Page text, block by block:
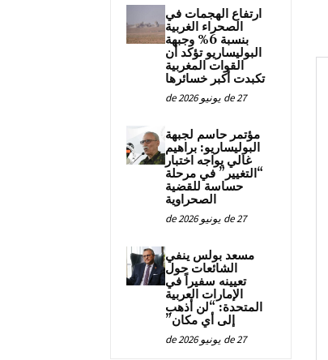
ارتفاع الهجمات في
الصحراء الغربية
بنسبة 6% وجبهة
البوليساريو تؤكد أن
القوات المغربية
تكبدت أكبر خسائرها
27 de يونيو de 2026
مؤتمر حاسم لجبهة
البوليساريو: براهيم
غالي يواجه اختبار
“التغيير” في مرحلة
حساسة للقضية
الصحراوية
27 de يونيو de 2026
مسعد بولس ينفي
الشائعات حول
تعيينه سفيراً في
الإمارات العربية
المتحدة: “لن أذهب
إلى أي مكان”
27 de يونيو de 2026